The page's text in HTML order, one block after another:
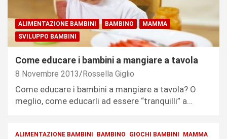
ALIMENTAZIONE BAMBINI BAMBINO
MAMMA
SVILUPPO BAMBINI
Come educare i bambini a mangiare a tavola
8 Novembre 2013 Rossella Giglio
Come educare i bambini a mangiare a tavola? O
meglio, come educarli ad essere “tranquilli” a…
ALIMENTAZIONE BAMBINI BAMBINO GIOCHI BAMBINI MAMMA